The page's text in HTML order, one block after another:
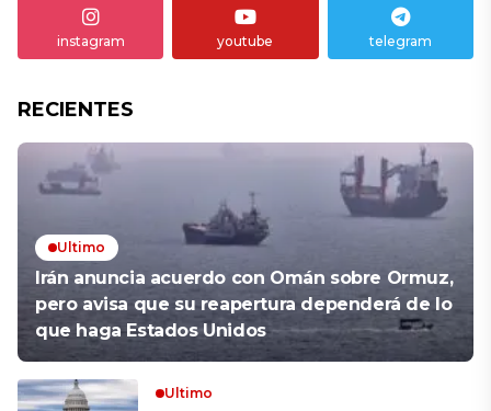
instagram youtube telegram
RECIENTES
Ultimo
Irán anuncia acuerdo con Omán sobre Ormuz,
pero avisa que su reapertura dependerá de lo
que haga Estados Unidos
Ultimo